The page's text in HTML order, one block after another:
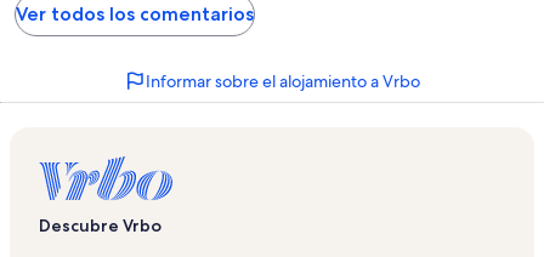
Ver todos los comentarios
Informar sobre el alojamiento a Vrbo
Descubre Vrbo